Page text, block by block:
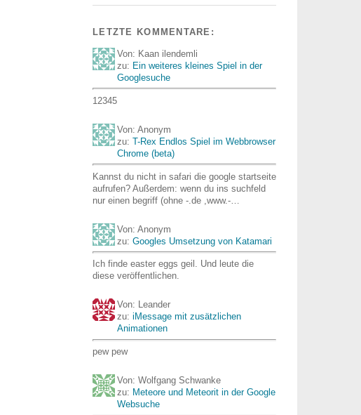
LETZTE KOMMENTARE:
Von: Kaan ilendemli
zu: Ein weiteres kleines Spiel in der
Googlesuche
12345
Von: Anonym
zu: T-Rex Endlos Spiel im Webbrowser
Chrome (beta)
Kannst du nicht in safari die google startseite
aufrufen? Außerdem: wenn du ins suchfeld
nur einen begriff (ohne -.de ,www.-…
Von: Anonym
zu: Googles Umsetzung von Katamari
Ich finde easter eggs geil. Und leute die
diese veröffentlichen.
Von: Leander
zu: iMessage mit zusätzlichen
Animationen
pew pew
Von: Wolfgang Schwanke
zu: Meteore und Meteorit in der Google
Websuche